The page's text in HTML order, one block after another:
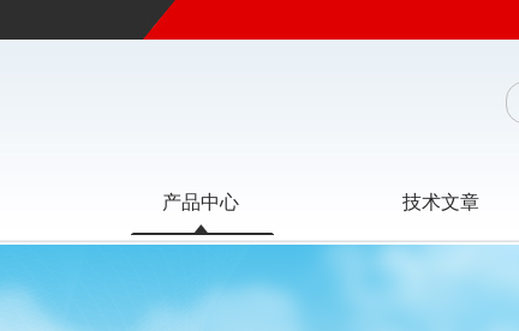
产品中心 技术文章